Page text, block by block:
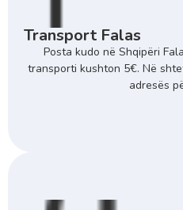
Transport Falas
Posta kudo në Shqipëri
transporti kushton 5€. Në
adresës